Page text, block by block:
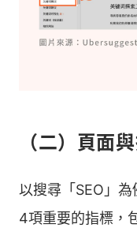
（二）頁面
以搜尋「SEO」
4項重要的指標，